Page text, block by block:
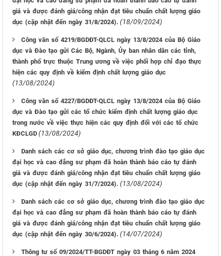
giá và được đánh giá/công nhận đạt tiêu chuẩn chất lượng giáo
dục (cập nhật đến ngày 31/8/2024). (18/09/2024)
Công văn số 4219/BGDĐT-QLCL ngày 13/8/2024 của Bộ Giáo
dục và Đào tạo gửi Các Bộ, Ngành, Ủy ban nhân dân các tỉnh,
thành phố trực thuộc Trung ương về việc phối hợp chỉ đạo thực
hiện các quy định về kiểm định chất lượng giáo dục
(13/08/2024)
Công văn số 4227/BGDĐT-QLCL ngày 13/8/2024 của Bộ Giáo
dục và Đào tạo gửi các tổ chức kiểm định chất lượng giáo dục
trong nước về việc thực hiện các quy định đối với các tổ chức
KĐCLGD (13/08/2024)
Danh sách các cơ sở giáo dục, chương trình đào tạo giáo dục
đại học và cao đẳng sư phạm đã hoàn thành báo cáo tự đánh
giá và được đánh giá/công nhận đạt tiêu chuẩn chất lượng giáo
dục (cập nhật đến ngày 31/7/2024). (13/08/2024)
Danh sách các cơ sở giáo dục, chương trình đào tạo giáo dục
đại học và cao đẳng sư phạm đã hoàn thành báo cáo tự đánh
giá và được đánh giá/công nhận đạt tiêu chuẩn chất lượng giáo
dục (cập nhật đến ngày 30/6/2024). (14/07/2024)
Thông tư số 09/2024/TT-BGDĐT ngày 03 tháng 6 năm 2024